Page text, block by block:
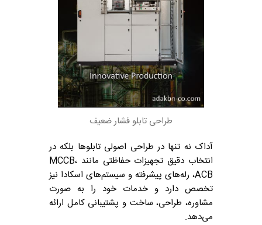
طراحی تابلو فشار ضعیف
آداک نه تنها در طراحی اصولی تابلوها بلکه در
انتخاب دقیق تجهیزات حفاظتی مانند MCCB،
ACB، رله‌های پیشرفته و سیستم‌های اسکادا نیز
تخصص دارد و خدمات خود را به صورت
مشاوره، طراحی، ساخت و پشتیبانی کامل ارائه
می‌دهد.